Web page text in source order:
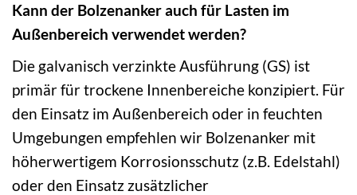
Kann der Bolzenanker auch für Lasten im
Außenbereich verwendet werden?
Die galvanisch verzinkte Ausführung (GS) ist
primär für trockene Innenbereiche konzipiert. Für
den Einsatz im Außenbereich oder in feuchten
Umgebungen empfehlen wir Bolzenanker mit
höherwertigem Korrosionsschutz (z.B. Edelstahl)
oder den Einsatz zusätzlicher